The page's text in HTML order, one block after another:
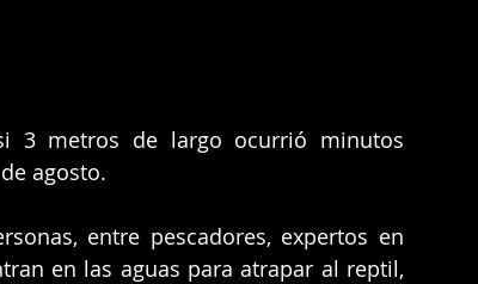
3 metros de largo ocurrió minutos
agosto.
entre pescadores, expertos en
en las aguas para atrapar al reptil,